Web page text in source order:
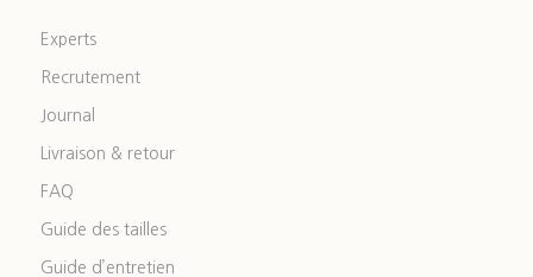
Experts
Recrutement
Journal
Livraison & retour
FAQ
Guide des tailles
Guide d’entretien